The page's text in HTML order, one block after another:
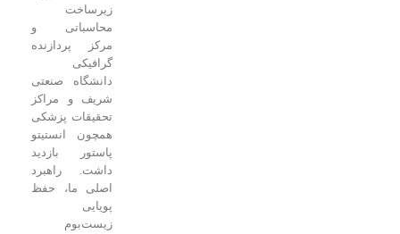
محاسباتی و
مرکز پردازنده
دانشگاه صنعتی
شریف و مراکز
تحقیقات پزشکی
همچون انستیتو
پاستور بازدید
داشت. راهبرد
اصلی ما، حفظ